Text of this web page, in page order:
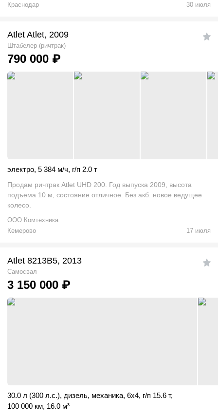
Краснодар 30 июля
Atlet Atlet, 2009
Штабелер (ричтрак)
790 000 ₽
электро, 5 384 м/ч, г/п 2.0 т
Продам ричтрак Atlet UHD 200. Год выпуска 2009, высота
подъема 10 м, состояние отличное. Без акб. новое ведущее
колесо.
OOO Комтехника
Кемерово
17 июля
Atlet 8213B5, 2013
Самосвал
3 150 000 ₽
30.0 л (300 л.с.), дизель, механика, 6x4, г/п 15.6 т,
100 000 км, 16.0 м³